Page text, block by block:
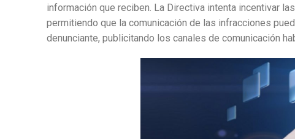
información que reciben. La Directiva intenta incentivar
permitiendo que la comunicación de las infracciones
denunciante, publicitando los canales de comunicación